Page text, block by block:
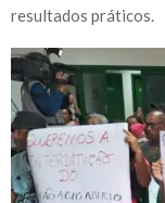
resultados práticos.